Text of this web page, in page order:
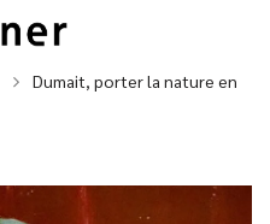
Dumait, porter la nature en